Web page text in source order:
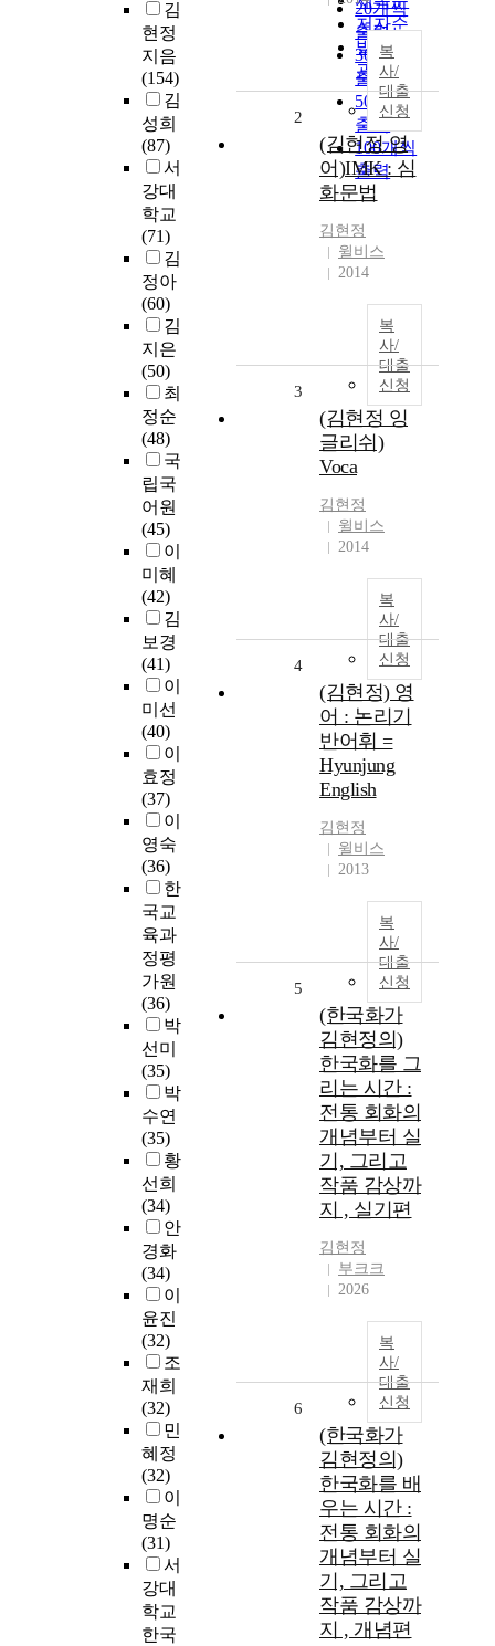
김
현정
지음
(154)
김
성희
(87)
서
강대
학교
(71)
김
정아
(60)
김
지은
(50)
최
정순
(48)
국
립국
어원
(45)
이
미혜
(42)
김
보경
(41)
이
미선
(40)
이
효정
(37)
이
영숙
(36)
한
국교
육과
정평
가원
(36)
박
선미
(35)
박
수연
(35)
황
선희
(34)
안
경화
(34)
이
윤진
(32)
조
재희
(32)
민
혜정
(32)
이
명순
(31)
서
강대
학교
한국
저자순
발행기
관순
20개씩
출력
30개씩
출력
50개씩
출력
100개씩
출력
복
사/
대출
신청
2
(김현정 영
어)IMK : 심
화문법
김현정
윌비스
2014
복
사/
대출
신청
3
(김현정 잉
글리쉬)
Voca
김현정
윌비스
2014
복
사/
대출
신청
4
(김현정) 영
어 : 논리기
반어휘 =
Hyunjung
English
김현정
윌비스
2013
복
사/
대출
신청
5
(한국화가
김현정의)
한국화를 그
리는 시간 :
전통 회화의
개념부터 실
기, 그리고
작품 감상까
지 , 실기편
김현정
부크크
2026
복
사/
대출
신청
6
(한국화가
김현정의)
한국화를 배
우는 시간 :
전통 회화의
개념부터 실
기, 그리고
작품 감상까
지 , 개념편